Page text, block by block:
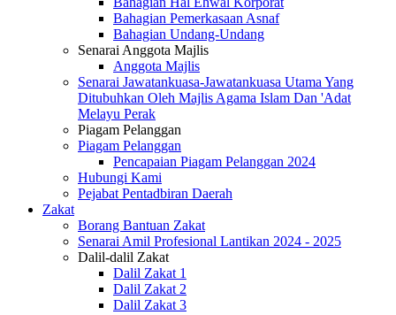
Bahagian Pemerkasaan Asnaf
Bahagian Undang-Undang
Senarai Anggota Majlis
Anggota Majlis
Senarai Jawatankuasa-Jawatankuasa Utama Yang
Ditubuhkan Oleh Majlis Agama Islam Dan 'Adat
Melayu Perak
Piagam Pelanggan
Piagam Pelanggan
Pencapaian Piagam Pelanggan 2024
Hubungi Kami
Pejabat Pentadbiran Daerah
Zakat
Borang Bantuan Zakat
Senarai Amil Profesional Lantikan 2024 - 2025
Dalil-dalil Zakat
Dalil Zakat 1
Dalil Zakat 2
Dalil Zakat 3